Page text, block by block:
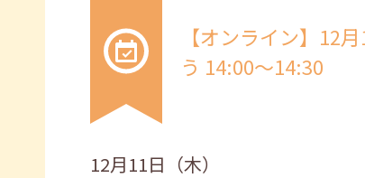
【オンライン】12
う 14:00～14:30
12月11日（木）